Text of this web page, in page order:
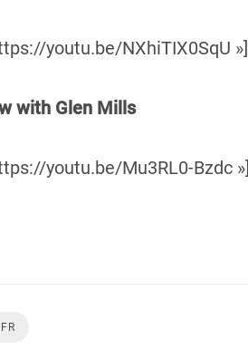
youtu.be/NXhiTIX0SqU »]
with Glen Mills
youtu.be/Mu3RL0-Bzdc »]